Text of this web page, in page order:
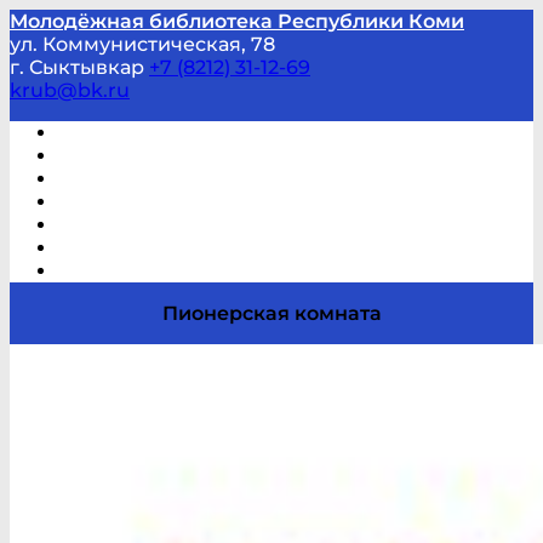
Молодёжная библиотека Республики Коми
ул. Коммунистическая, 78
г. Сыктывкар +7 (8212) 31-12-69
krub@bk.ru
Пионерская комната